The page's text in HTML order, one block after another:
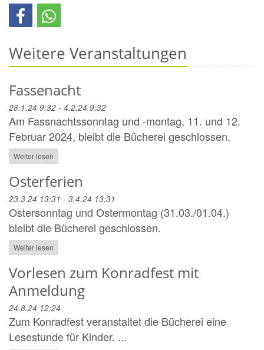
Weitere Veranstaltungen
Fassenacht
28.1.24 9:32 - 4.2.24 9:32
Am Fassnachtssonntag und -montag, 11. und 12.
Februar 2024, bleibt die Bücherei geschlossen.
Weiter lesen
Osterferien
23.3.24 13:31 - 3.4.24 13:31
Ostersonntag und Ostermontag (31.03./01.04.)
bleibt die Bücherei geschlossen.
Weiter lesen
Vorlesen zum Konradfest mit
Anmeldung
24.8.24 12:24
Zum Konradfest veranstaltet die Bücherei eine
Lesestunde für Kinder. ...